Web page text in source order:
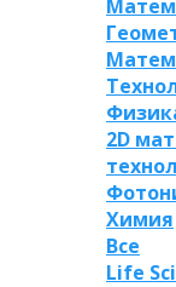
2D
Химия
Все
Life